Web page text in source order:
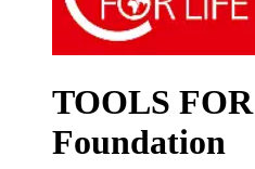
TOOLS
Foundation